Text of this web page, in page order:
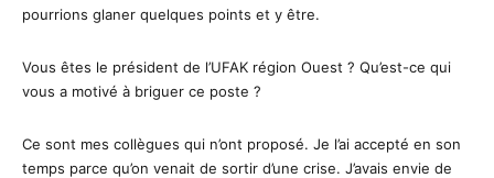
pourrions glaner quelques points et y être.
Vous êtes le président de l’UFAK région Ouest ? Qu’est-ce qui
vous a motivé à briguer ce poste ?
Ce sont mes collègues qui n’ont proposé. Je l’ai accepté en son
temps parce qu’on venait de sortir d’une crise. J’avais envie de